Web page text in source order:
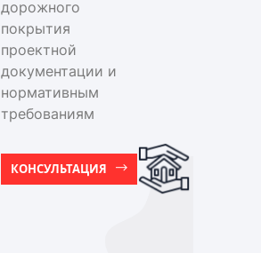
дорожного
покрытия
проектной
документации и
нормативным
требованиям
КОНСУЛЬТАЦИЯ